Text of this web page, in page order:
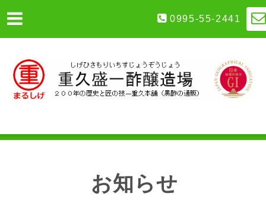
0995-55-2441
お知らせ